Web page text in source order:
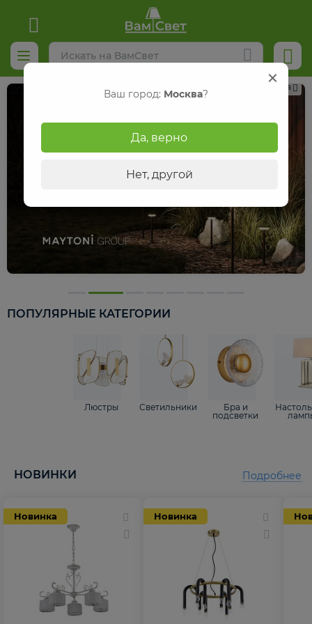
Реклама
ПОПУЛЯРНЫЕ КАТЕГОРИИ
Люстры Светильники
Бра и
подсветки
НОВИНКИ
Новинка Новинка
Подробнее
Ваш город: Москва?
Да, верно
Нет, другой